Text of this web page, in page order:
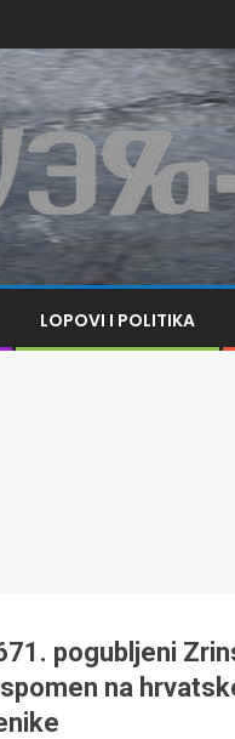
LOPOVI I POLITIKA
pogubljeni
na